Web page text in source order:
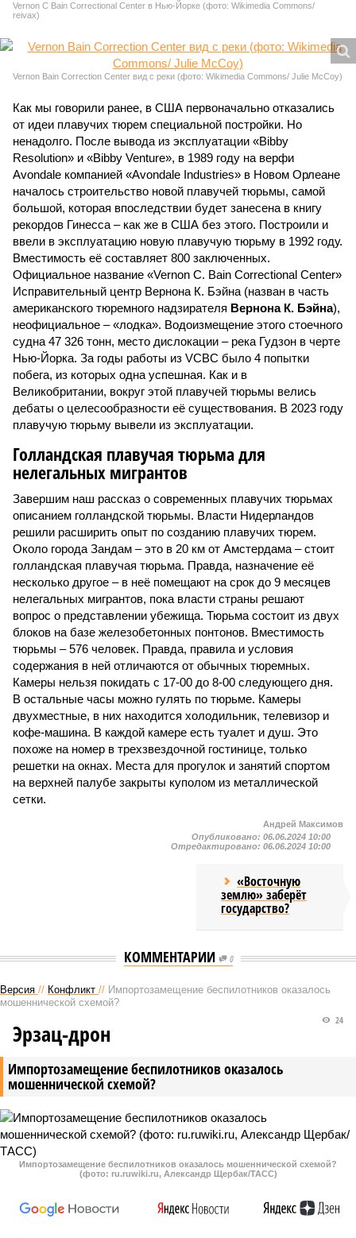
Vernon C Bain Correctional Center в Нью-Йорке (фото: Wikimedia Commons/
reivax)
Vernon Bain Correction Center вид с реки (фото: Wikimedia Commons/ Julie McCoy)
Как мы говорили ранее, в США первоначально отказались
от идеи плавучих тюрем специальной постройки. Но
ненадолго. После вывода из эксплуатации «Bibby
Resolution» и «Bibby Venture», в 1989 году на верфи
Avondale компанией «Avondale Industries» в Новом Орлеане
началось строительство новой плавучей тюрьмы, самой
большой, которая впоследствии будет занесена в книгу
рекордов Гинесса – как же в США без этого. Построили и
ввели в эксплуатацию новую плавучую тюрьму в 1992 году.
Вместимость её составляет 800 заключенных.
Официальное название «Vernon C. Bain Correctional Center»
Исправительный центр Вернона К. Бэйна (назван в часть
американского тюремного надзирателя Вернона К. Бэйна),
неофициальное – «лодка». Водоизмещение этого стоечного
судна 47 326 тонн, место дислокации – река Гудзон в черте
Нью-Йорка. За годы работы из VCBC было 4 попытки
побега, из которых одна успешная. Как и в
Великобритании, вокруг этой плавучей тюрьмы велись
дебаты о целесообразности её существования. В 2023 году
плавучую тюрьму вывели из эксплуатации.
Голландская плавучая тюрьма для
нелегальных мигрантов
Завершим наш рассказ о современных плавучих тюрьмах
описанием голландской тюрьмы. Власти Нидерландов
решили расширить опыт по созданию плавучих тюрем.
Около города Зандам – это в 20 км от Амстердама – стоит
голландская плавучая тюрьма. Правда, назначение её
несколько другое – в неё помещают на срок до 9 месяцев
нелегальных мигрантов, пока власти страны решают
вопрос о представлении убежища. Тюрьма состоит из двух
блоков на базе железобетонных понтонов. Вместимость
тюрьмы – 576 человек. Правда, правила и условия
содержания в ней отличаются от обычных тюремных.
Камеры нельзя покидать с 17-00 до 8-00 следующего дня.
В остальные часы можно гулять по тюрьме. Камеры
двухместные, в них находится холодильник, телевизор и
кофе-машина. В каждой камере есть туалет и душ. Это
похоже на номер в трехзвездочной гостинице, только
решетки на окнах. Места для прогулок и занятий спортом
на верхней палубе закрыты куполом из металлической
сетки.
Андрей Максимов
Опубликовано: 06.06.2024 10:00
Отредактировано: 06.06.2024 10:00
«Восточную
землю» заберёт
государство?
КОММЕНТАРИИ 0
Версия // Конфликт // Импортозамещение беспилотников оказалось
мошеннической схемой?
Импортозамещение беспилотников оказалось
мошеннической схемой?
24
Эрзац-дрон
Импортозамещение беспилотников оказалось мошеннической схемой?
(фото: ru.ruwiki.ru, Александр Щербак/ТАСС)